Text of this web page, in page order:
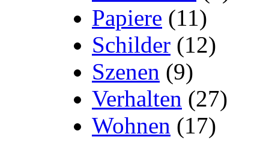
Papiere (11)
Schilder (12)
Szenen (9)
Verhalten (27)
Wohnen (17)